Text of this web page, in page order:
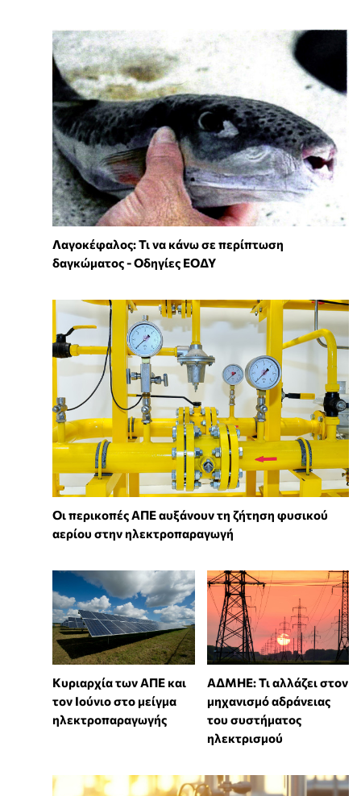
Λαγοκέφαλος: Τι να κάνω σε περίπτωση
δαγκώματος - Οδηγίες ΕΟΔΥ
Οι περικοπές ΑΠΕ αυξάνουν τη ζήτηση φυσικού
αερίου στην ηλεκτροπαραγωγή
Κυριαρχία των ΑΠΕ και
τον Ιούνιο στο μείγμα
ηλεκτροπαραγωγής
ΑΔΜΗΕ: Τι αλλάζει στον
μηχανισμό αδράνειας
του συστήματος
ηλεκτρισμού